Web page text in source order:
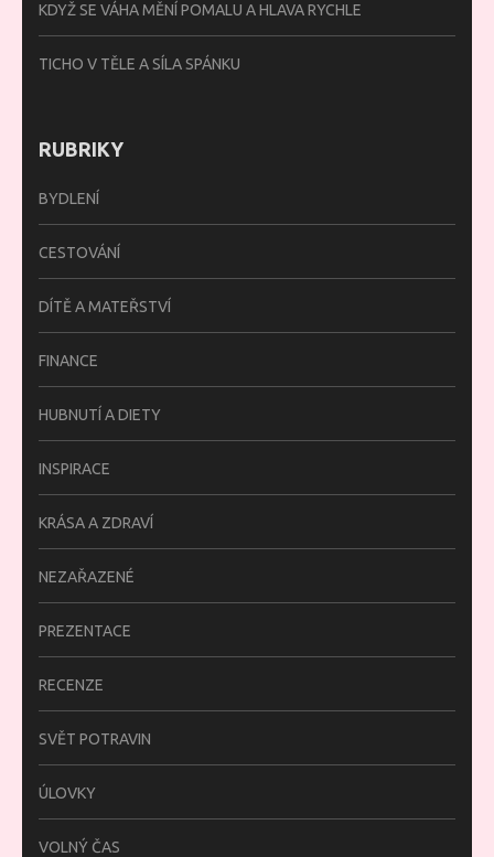
KDYŽ SE VÁHA MĚNÍ POMALU A HLAVA RYCHLE
TICHO V TĚLE A SÍLA SPÁNKU
RUBRIKY
BYDLENÍ
CESTOVÁNÍ
DÍTĚ A MATEŘSTVÍ
FINANCE
HUBNUTÍ A DIETY
INSPIRACE
KRÁSA A ZDRAVÍ
NEZAŘAZENÉ
PREZENTACE
RECENZE
SVĚT POTRAVIN
ÚLOVKY
VOLNÝ ČAS